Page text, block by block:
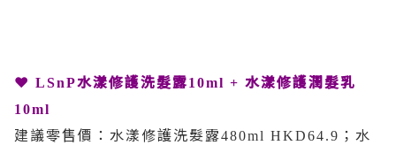
❤ LSnP水漾修護洗髮露10ml + 水漾修護潤髮乳
10ml
建議零售價：水漾修護洗髮露480ml HKD64.9 ；水